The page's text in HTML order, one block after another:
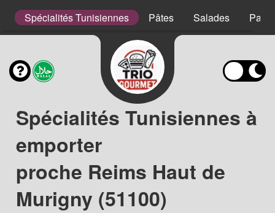
Spécialités Tunisiennes Pâtes Salades
Spécialités Tunisiennes à
emporter
proche Reims Haut de
Murigny (51100)